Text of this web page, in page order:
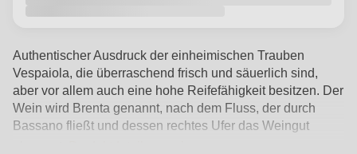
Authentischer Ausdruck der einheimischen Trauben
Vespaiola, die überraschend frisch und säuerlich sind,
aber vor allem auch eine hohe Reifefähigkeit besitzen. Der
Wein wird Brenta genannt, nach dem Fluss, der durch
Bassano fließt und dessen rechtes Ufer das Weingut